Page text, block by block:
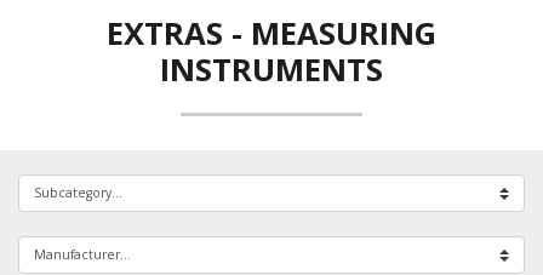
EXTRAS - MEASURING
INSTRUMENTS